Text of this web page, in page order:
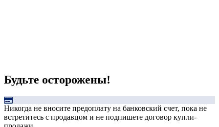
Будьте осторожены!
Никогда не вносите предоплату на банковский счет, пока не
встретитесь с продавцом и не подпишете договор купли-